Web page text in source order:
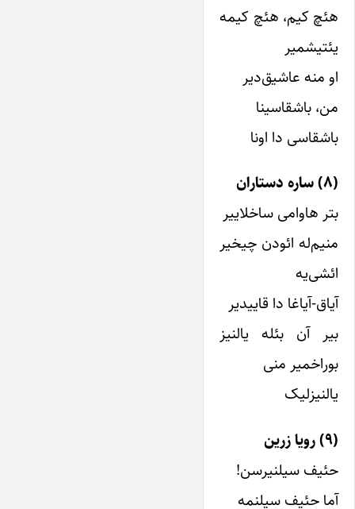
هئچ کیم، هئچ کیمه
یئتیشمیر
او منه عاشیق‌دیر
من، باشقاسینا
باشقاسی دا اونا
(۸) ساره دستاران
بتر هاوامی ساخلاییر
منیم‌له ائودن چیخیر
ائشی‌یه
آیاق-آیاغا دا قاییدیر
بیر آن بئله یالنیز
بوراخمیر منی
یالنیزلیک
(۹) رویا زرین
حئیف سیلنیرسن!
آما حئیف سیلنمه